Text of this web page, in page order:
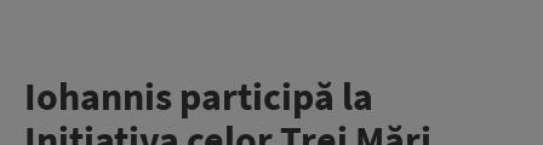
Iohannis participă la